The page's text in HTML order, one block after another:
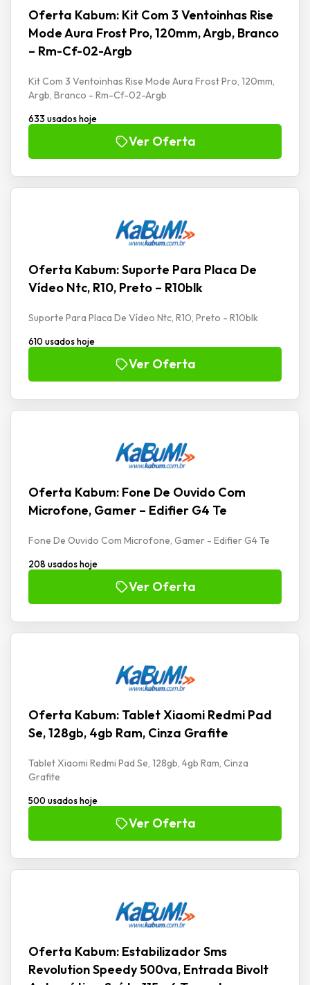
Oferta Kabum: Kit Com 3 Ventoinhas Rise
Mode Aura Frost Pro, 120mm, Argb, Branco
– Rm-Cf-02-Argb
Kit Com 3 Ventoinhas Rise Mode Aura Frost Pro, 120mm,
Argb, Branco - Rm-Cf-02-Argb
633 usados hoje
Ver Oferta
Oferta Kabum: Suporte Para Placa De
Vídeo Ntc, R10, Preto – R10blk
Suporte Para Placa De Vídeo Ntc, R10, Preto - R10blk
610 usados hoje
Ver Oferta
Oferta Kabum: Fone De Ouvido Com
Microfone, Gamer – Edifier G4 Te
Fone De Ouvido Com Microfone, Gamer - Edifier G4 Te
208 usados hoje
Ver Oferta
Oferta Kabum: Tablet Xiaomi Redmi Pad
Se, 128gb, 4gb Ram, Cinza Grafite
Tablet Xiaomi Redmi Pad Se, 128gb, 4gb Ram, Cinza
Grafite
500 usados hoje
Ver Oferta
Oferta Kabum: Estabilizador Sms
Revolution Speedy 500va, Entrada Bivolt